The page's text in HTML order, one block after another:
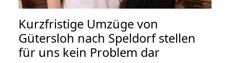
Kurzfristige Umzüge von
Gütersloh nach Speldorf stellen
für uns kein Problem dar